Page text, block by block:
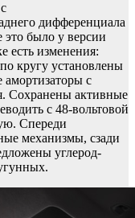
дифференциала
было у версии
есть изменения:
кругу установлены
с
Сохранены активные
с 48-вольтовой
Спереди
механизмы, сзади
углерод-